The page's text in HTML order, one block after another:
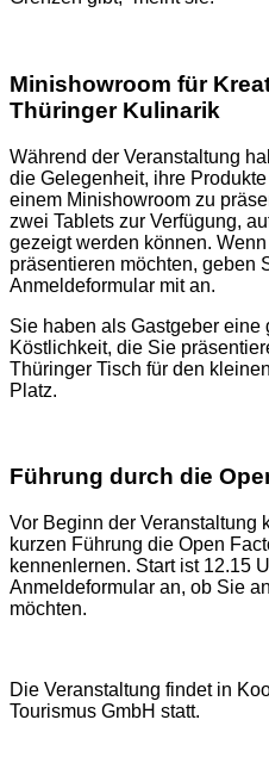
Minishowroom für
Thüringer Kulinarik
Während der Veranstaltung
die Gelegenheit, ihre
einem Minishowroom zu
zwei Tablets zur Verfügung,
gezeigt werden können.
präsentieren möchten, geben
Anmeldeformular mit an.
Sie haben als Gastgeber
Köstlichkeit, die Sie
Thüringer Tisch für den
Platz.
Führung durch die
Vor Beginn der Veranstaltung
kurzen Führung die Open
kennenlernen. Start ist 12.15
Anmeldeformular an, ob Sie
möchten.
Die Veranstaltung findet in
Tourismus GmbH statt.